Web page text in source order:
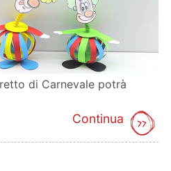
di Carnevale potrà
Continua